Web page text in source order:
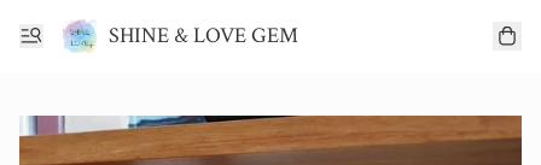
SHINE & LOVE GEM